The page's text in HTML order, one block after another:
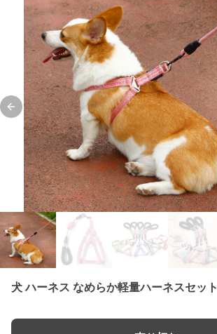
Previous slide
犬 ハーネス なめらか軽量ハーネスセット